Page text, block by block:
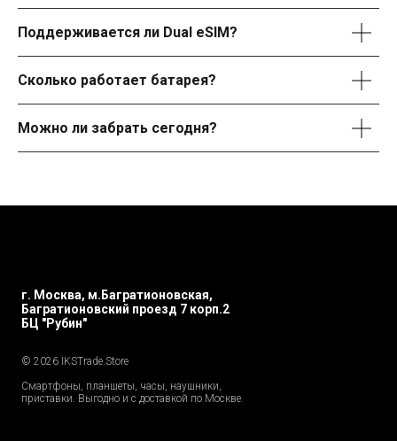
Поддерживается ли Dual eSIM?
Сколько работает батарея?
Можно ли забрать сегодня?
г. Москва, м.Багратионовская,
Багратионовский проезд 7 корп.2
БЦ "Рубин"
© 2026 IKSTrade.Store
Смартфоны, планшеты, часы, наушники,
приставки. Выгодно и с доставкой по Москве.